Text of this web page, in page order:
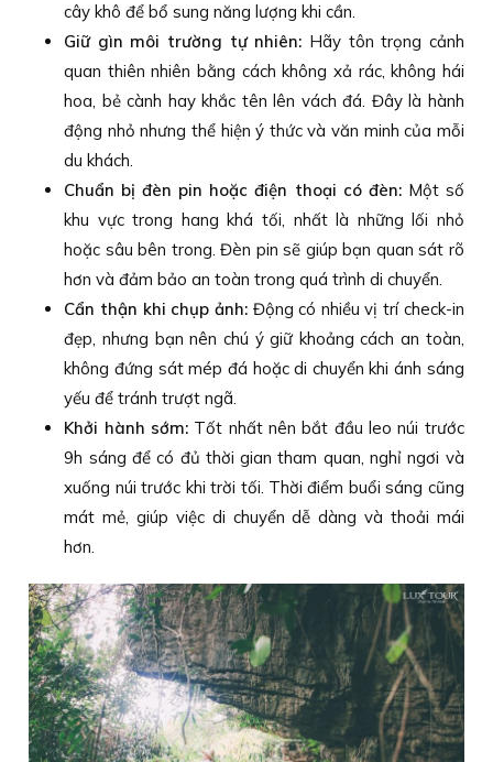
cây khô để bổ sung năng lượng khi cần.
Giữ gìn môi trường tự nhiên: Hãy tôn trọng cảnh
quan thiên nhiên bằng cách không xả rác, không hái
hoa, bẻ cành hay khắc tên lên vách đá. Đây là hành
động nhỏ nhưng thể hiện ý thức và văn minh của mỗi
du khách.
Chuẩn bị đèn pin hoặc điện thoại có đèn: Một số
khu vực trong hang khá tối, nhất là những lối nhỏ
hoặc sâu bên trong. Đèn pin sẽ giúp bạn quan sát rõ
hơn và đảm bảo an toàn trong quá trình di chuyển.
Cẩn thận khi chụp ảnh: Động có nhiều vị trí check-in
đẹp, nhưng bạn nên chú ý giữ khoảng cách an toàn,
không đứng sát mép đá hoặc di chuyển khi ánh sáng
yếu để tránh trượt ngã.
Khởi hành sớm: Tốt nhất nên bắt đầu leo núi trước
9h sáng để có đủ thời gian tham quan, nghỉ ngơi và
xuống núi trước khi trời tối. Thời điểm buổi sáng cũng
mát mẻ, giúp việc di chuyển dễ dàng và thoải mái
hơn.